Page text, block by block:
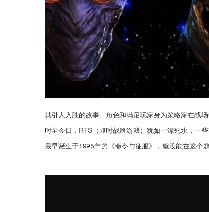
其引人入胜的故事、角色和满足玩家身为策略家在战
时至今日，RTS（即时战略游戏）犹如一潭死水，一
最早诞生于1995年的《命令与征服》，就没能在这个